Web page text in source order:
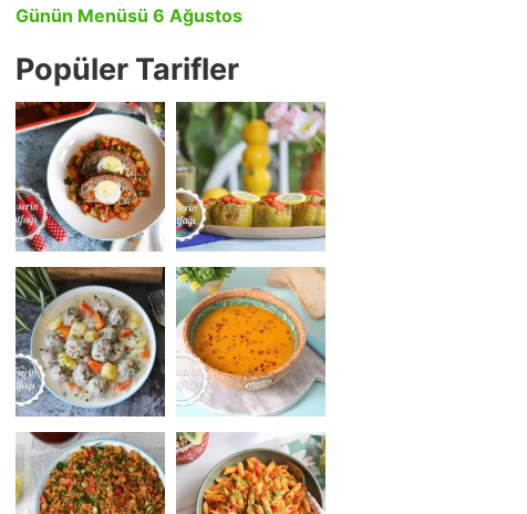
Günün Menüsü 6 Ağustos
Popüler Tarifler